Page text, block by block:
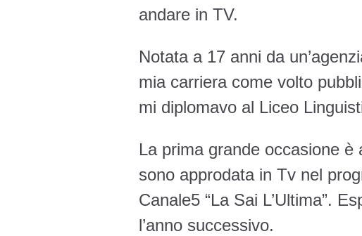
andare in TV.
Notata a 17 anni da
mia carriera come volto
mi diplomavo al Liceo
La prima grande occasione è
sono approdata in Tv nel
Canale5 “La Sai L’Ultima”.
l’anno successivo.